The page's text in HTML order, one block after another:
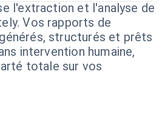
l'extraction et l'analyse de
Vos rapports de
structurés et prêts
intervention humaine,
totale sur vos